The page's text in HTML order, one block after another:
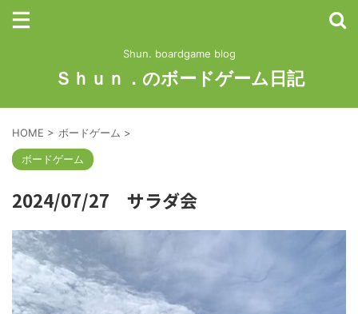
Shun. boardgame blog
Ｓｈｕｎ．のボードゲーム日記
HOME > ボードゲーム >
ボードゲーム
2024/07/27 サラダ会